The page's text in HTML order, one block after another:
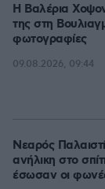
Η Βαλέρια
της στη
φωτογραφίες
09.08.2026, 09:44
Νεαρός
ανήλικη στο
έσωσαν οι